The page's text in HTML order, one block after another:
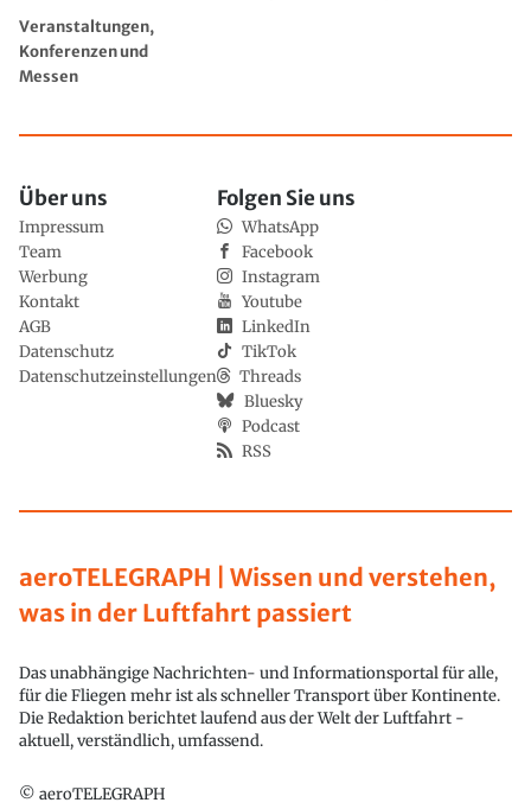
Veranstaltungen,
Konferenzen und
Messen
aeroTELEGRAPH | Wissen und verstehen,
was in der Luftfahrt passiert
Das unabhängige Nachrichten- und Informationsportal für alle,
für die Fliegen mehr ist als schneller Transport über Kontinente.
Die Redaktion berichtet laufend aus der Welt der Luftfahrt -
aktuell, verständlich, umfassend.
© aeroTELEGRAPH
Über uns
Impressum
Team
Werbung
Kontakt
AGB
Datenschutz
Datenschutzeinstellungen
Folgen Sie uns
WhatsApp
Facebook
Instagram
Youtube
LinkedIn
TikTok
Threads
Bluesky
Podcast
RSS